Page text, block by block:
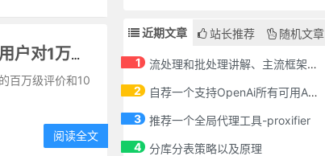
Mahout实现推荐系统示例-基于7.2万用户对1万部电影的百万级评价和10万个标签数据
百万级评价和10
阅读全文
近期文章 站长推荐 随机文章
1
流处理和批处理讲解、主流框架对比、流批一体架构
2
自荐一个支持OpenAi所有可用API的chatgpt-spring-boot-starter
3 推荐一个全局代理工具-proxifier
4
分库分表策略以及原理